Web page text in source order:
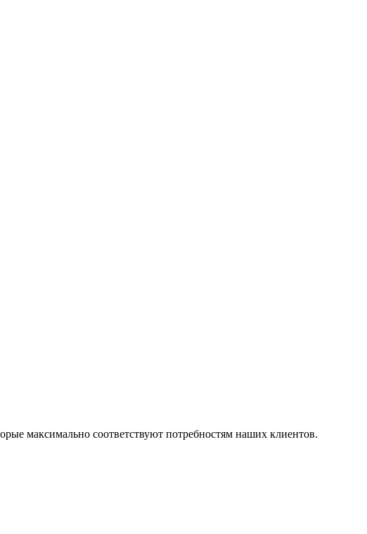
максимально соответствуют потребностям наших клиентов.